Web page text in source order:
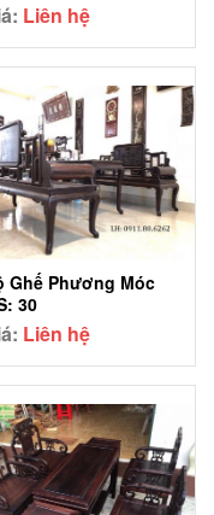
Liên hệ
Ghế Phương Móc
30
Liên hệ